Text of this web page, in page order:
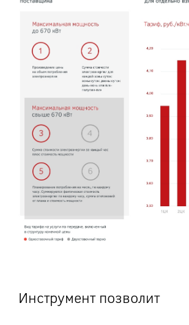
Инструмент позволит